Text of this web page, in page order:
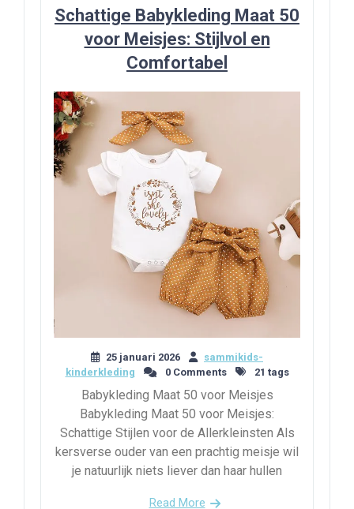
Schattige Babykleding Maat 50
voor Meisjes: Stijlvol en
Comfortabel
25 januari 2026
sammikids-
kinderkleding
0 Comments 21 tags
Babykleding Maat 50 voor Meisjes
Babykleding Maat 50 voor Meisjes:
Schattige Stijlen voor de Allerkleinsten Als
kersverse ouder van een prachtig meisje wil
je natuurlijk niets liever dan haar hullen
Read More